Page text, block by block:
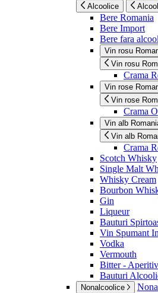
Alcoolice
Bere Romania
Bere Import
Bere fara
Vin rosu
Vin rosu
Crama
Vin rose
Vin rose
Crama
Vin alb
Vin alb
Crama
Scotch Whisky
Single Malt
Whisky Cream
Bourbon
Gin
Liqueur
Bauturi
Vin Spumant
Vodka
Vermouth
Bitter -
Bauturi
Nonalcoolice